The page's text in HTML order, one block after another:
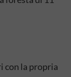
con la propria